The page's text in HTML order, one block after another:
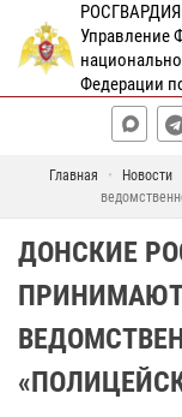
РОСГВАРДИЯ
Управление
Федерации
Главная Новости
ДОНСКИЕ